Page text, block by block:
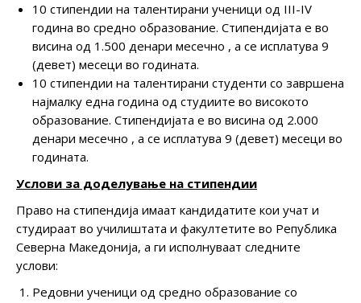
10 стипендии на талентирани ученици од III-IV
година во средно образование. Стипендијата е во
висина од 1.500 денари месечно , а се исплатува 9
(девет) месеци во годината.
10 стипендии на талентирани студенти со завршена
најмалку една година од студиите во високото
образование. Стипендијата е во висина од 2.000
денари месечно , а се исплатува 9 (девет) месеци во
годината.
Услови за доделување на стипендии
Право на стипендија имаат кандидатите кои учат и
студираат во училиштата и факултетите во Република
Северна Македонија, а ги исполнуваат следните
услови:
Редовни ученици од средно образование со